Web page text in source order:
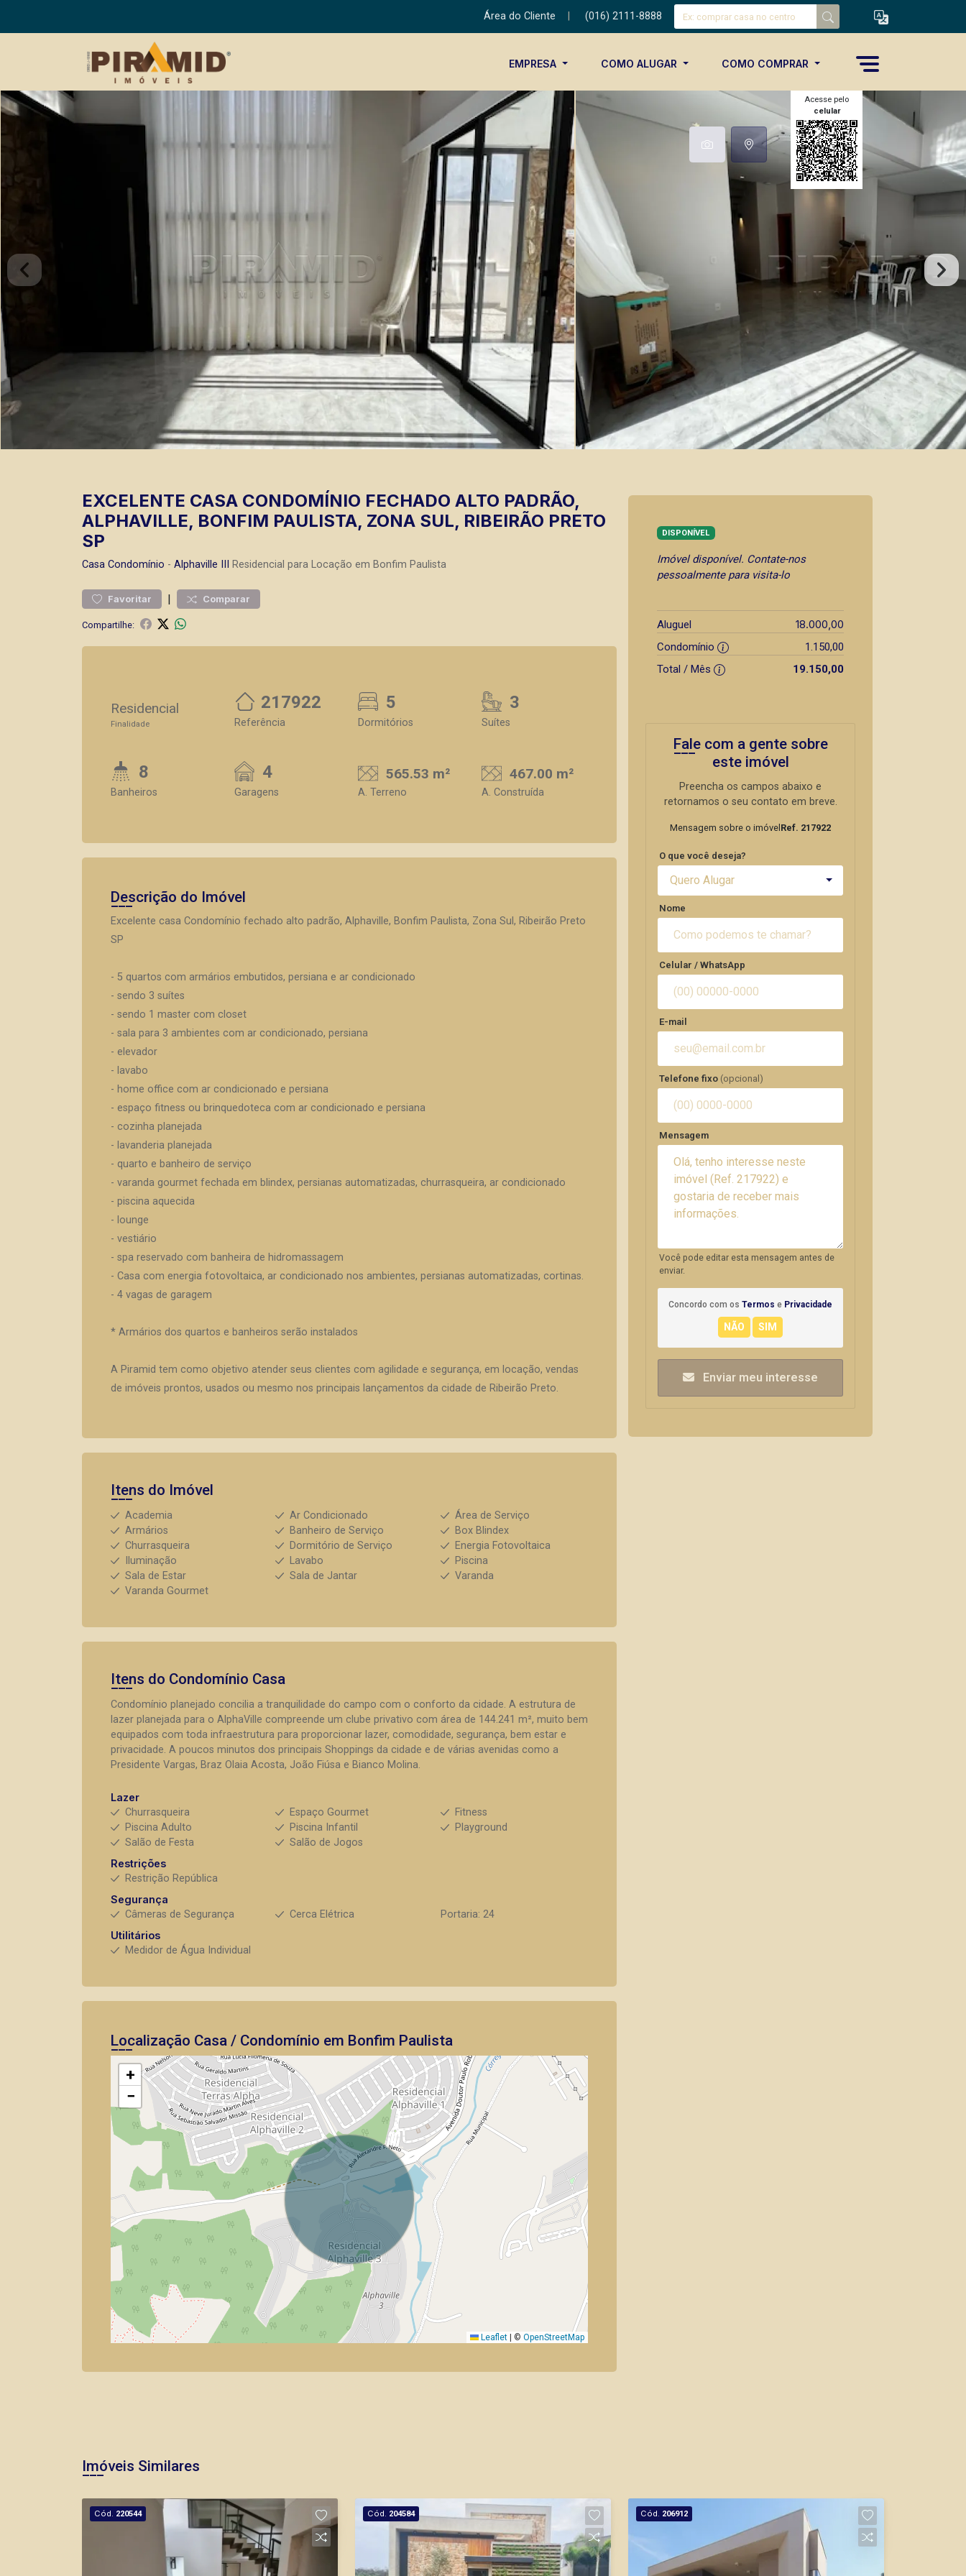
Área do Cliente (016) 2111-8888
EMPRESA COMO ALUGAR COMO COMPRAR
Acesse pelo
celular
EXCELENTE CASA CONDOMÍNIO FECHADO ALTO PADRÃO,
ALPHAVILLE, BONFIM PAULISTA, ZONA SUL, RIBEIRÃO PRETO
SP
Casa Condomínio - Alphaville III Residencial para Locação em Bonfim Paulista
Favoritar | Comparar
Compartilhe:
Residencial
Finalidade
217922
Referência
5
Dormitórios
3
Suítes
8
Banheiros
4
Garagens
565.53 m²
A. Terreno
467.00 m²
A. Construída
Descrição do Imóvel
Excelente casa Condomínio fechado alto padrão, Alphaville, Bonfim Paulista, Zona Sul, Ribeirão Preto
SP
- 5 quartos com armários embutidos, persiana e ar condicionado
- sendo 3 suítes
- sendo 1 master com closet
- sala para 3 ambientes com ar condicionado, persiana
- elevador
- lavabo
- home office com ar condicionado e persiana
- espaço fitness ou brinquedoteca com ar condicionado e persiana
- cozinha planejada
- lavanderia planejada
- quarto e banheiro de serviço
- varanda gourmet fechada em blindex, persianas automatizadas, churrasqueira, ar condicionado
- piscina aquecida
- lounge
- vestiário
- spa reservado com banheira de hidromassagem
- Casa com energia fotovoltaica, ar condicionado nos ambientes, persianas automatizadas, cortinas.
- 4 vagas de garagem
* Armários dos quartos e banheiros serão instalados
A Piramid tem como objetivo atender seus clientes com agilidade e segurança, em locação, vendas
de imóveis prontos, usados ou mesmo nos principais lançamentos da cidade de Ribeirão Preto.
Itens do Imóvel
Academia Ar Condicionado
Área de Serviço
Armários
Banheiro de Serviço
Box Blindex
Churrasqueira
Dormitório de Serviço
Energia Fotovoltaica
Iluminação
Lavabo
Piscina
Sala de Estar
Sala de Jantar
Varanda
Varanda Gourmet
Itens do Condomínio Casa
Condomínio planejado concilia a tranquilidade do campo com o conforto da cidade. A estrutura de
lazer planejada para o AlphaVille compreende um clube privativo com área de 144.241 m², muito bem
equipados com toda infraestrutura para proporcionar lazer, comodidade, segurança, bem estar e
privacidade. A poucos minutos dos principais Shoppings da cidade e de várias avenidas como a
Presidente Vargas, Braz Olaia Acosta, João Fiúsa e Bianco Molina.
Lazer
Churrasqueira
Espaço Gourmet
Fitness
Piscina Adulto
Piscina Infantil
Playground
Salão de Festa
Salão de Jogos
Restrições
Restrição República
Segurança
Câmeras de Segurança
Cerca Elétrica
Portaria: 24
Utilitários
Medidor de Água Individual
Localização Casa / Condomínio em Bonfim Paulista
+
−
Leaflet © OpenStreetMap
DISPONÍVEL
Imóvel disponível. Contate-nos
pessoalmente para visita-lo
Aluguel 18.000,00
Condomínio
1.150,00
Total / Mês
19.150,00
Fale com a gente sobre
este imóvel
Preencha os campos abaixo e
retornamos o seu contato em breve.
Mensagem sobre o imóvel Ref. 217922
O que você deseja?
Quero Alugar
Nome
Celular / WhatsApp
E-mail
Telefone fixo (opcional)
Mensagem
Você pode editar esta mensagem antes de
enviar.
Concordo com os Termos e Privacidade
Enviar meu interesse
Imóveis Similares
Cód. 220544 Cód. 204584 Cód. 206912